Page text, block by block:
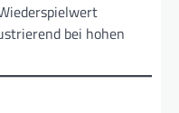
bei hohen